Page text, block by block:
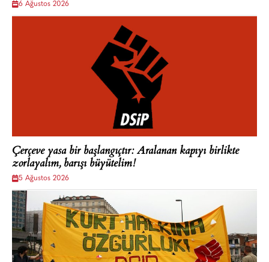
6 Ağustos 2026
Çerçeve yasa bir başlangıçtır: Aralanan kapıyı birlikte
zorlayalım, barışı büyütelim!
5 Ağustos 2026